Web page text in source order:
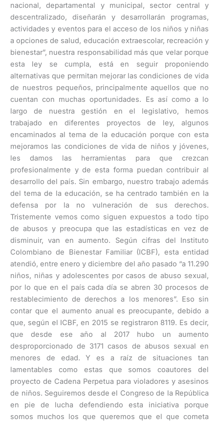
nacional, departamental y municipal, sector central y
descentralizado, diseñarán y desarrollarán programas,
actividades y eventos para el acceso de los niños y niñas
a opciones de salud, educación extraescolar, recreación y
bienestar”, nuestra responsabilidad más que velar porque
esta ley se cumpla, está en seguir proponiendo
alternativas que permitan mejorar las condiciones de vida
de nuestros pequeños, principalmente aquellos que no
cuentan con muchas oportunidades. Es así como a lo
largo de nuestra gestión en el legislativo, hemos
trabajado en diferentes proyectos de ley, algunos
encaminados al tema de la educación porque con esta
mejoramos las condiciones de vida de niños y jóvenes,
les damos las herramientas para que crezcan
profesionalmente y de esta forma puedan contribuir al
desarrollo del país. Sin embargo, nuestro trabajo además
del tema de la educación, se ha centrado también en la
defensa por la no vulneración de sus derechos.
Tristemente vemos como siguen expuestos a todo tipo
de abusos y preocupa que las estadísticas en vez de
disminuir, van en aumento. Según cifras del Instituto
Colombiano de Bienestar Familiar (ICBF), esta entidad
atendió, entre enero y diciembre del año pasado “a 11.290
niños, niñas y adolescentes por casos de abuso sexual,
por lo que en el país cada día se abren 30 procesos de
restablecimiento de derechos a los menores”. Eso sin
contar que el aumento anual es preocupante, debido a
que, según el ICBF, en 2015 se registraron 8119. Es decir,
que desde ese año al 2017 hubo un aumento
desproporcionado de 3171 casos de abusos sexual en
menores de edad. Y es a raíz de situaciones tan
lamentables como estas que somos coautores del
proyecto de Cadena Perpetua para violadores y asesinos
de niños. Seguiremos desde el Congreso de la República
en pie de lucha defendiendo esta iniciativa porque
somos muchos los que queremos que el que cometa